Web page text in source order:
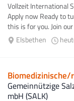
Vollzeit International
Apply now Ready to
this is for you. Join our
Elsbethen
Gemeinnützige
mbH (SALK)